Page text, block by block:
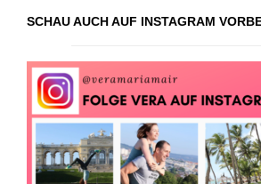
SCHAU AUCH AUF INSTAGRAM